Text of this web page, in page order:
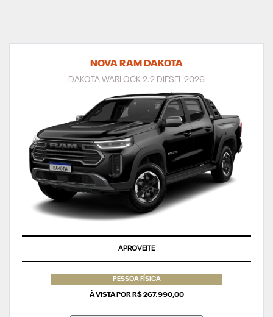
NOVA RAM DAKOTA
DAKOTA WARLOCK 2.2 DIESEL 2026
APROVEITE
PESSOA FÍSICA
À VISTA POR R$ 267.990,00